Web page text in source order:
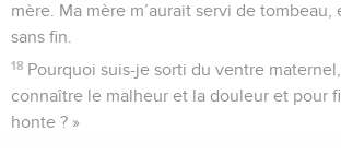
mère. Ma mère m’aurait servi de tombeau,
sans fin.
18 Pourquoi suis-je sorti du ventre
connaître le malheur et la douleur et pour
honte ? »